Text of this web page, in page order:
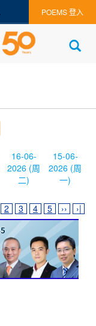
POEMS 登入
16-06-
2026 (周
二)
15-06-
2026 (周
一)
2 3 4 5 ›› ›|